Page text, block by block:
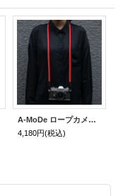
A-MoDe ロープカメラストラップ 120cm【レッド】
4,180円(税込)